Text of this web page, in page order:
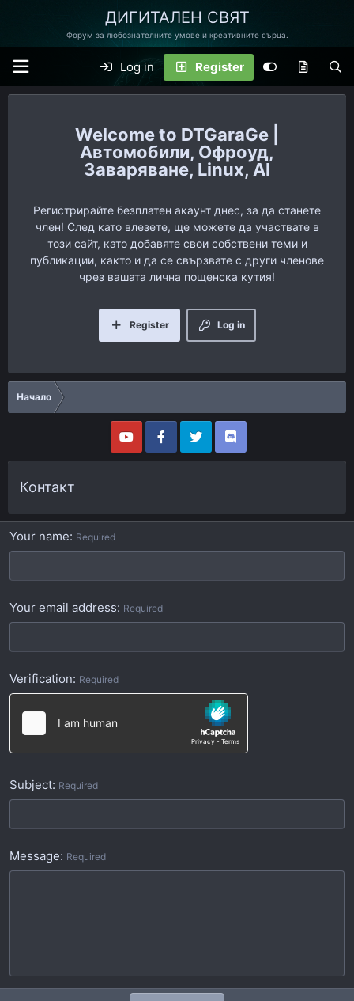
ДИГИТАЛЕН СВЯТ
Форум за любознателните умове и креативните сърца.
Log in Register
DTGaraGe |
Автомобили, Офроуд,
Заваряване, Linux, AI
Регистрирайте безплатен акаунт днес, за да станете
член! След като влезете, ще можете да участвате в
този сайт, като добавяте свои собствени теми и
публикации, както и да се свързвате с други членове
чрез вашата лична пощенска кутия!
Log in
Register
Начало
Контакт
Your name Required
Your email address Required
Verification Required
Subject Required
Message Required